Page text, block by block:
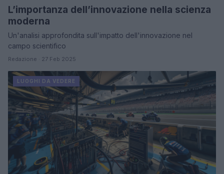
L’importanza dell’innovazione nella scienza
moderna
Un'analisi approfondita sull'impatto dell'innovazione nel
campo scientifico
Redazione · 27 Feb 2025
LUOGHI DA VEDERE